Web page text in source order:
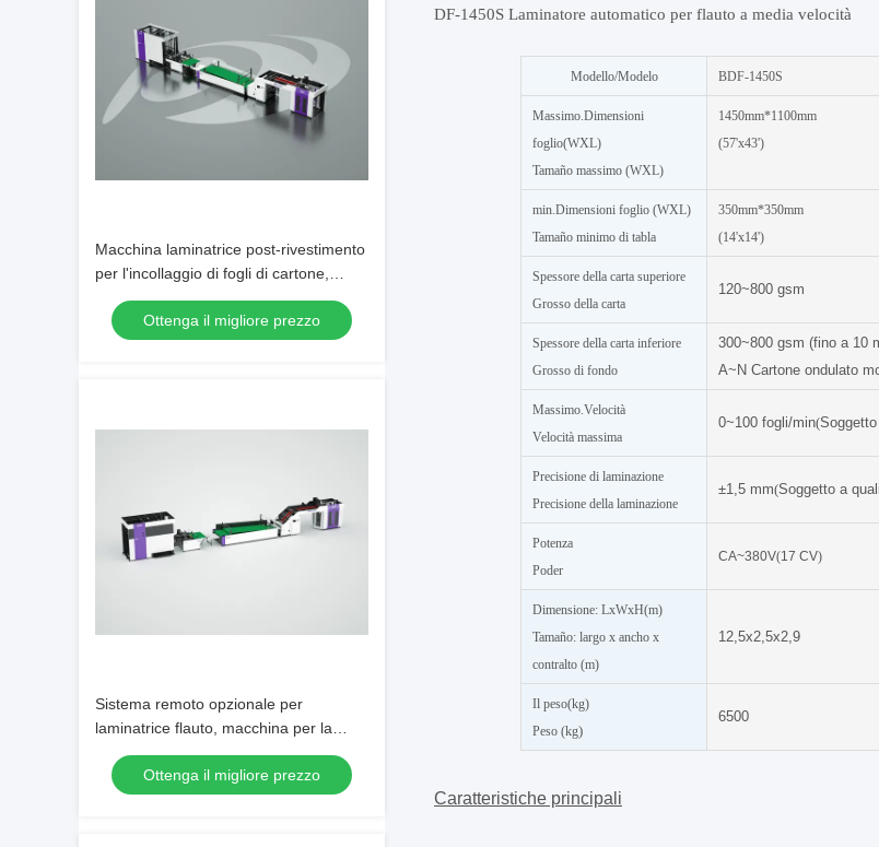
Macchina laminatrice post-rivestimento
per l'incollaggio di fogli di cartone,
fustellatrice automatica, aumenta la
velocità e la precisione della
produzione
Ottenga il migliore prezzo
Sistema remoto opzionale per
laminatrice flauto, macchina per la
laminazione post-rivestimento,
dimensioni 8800 x 2350 x 1700 mm,
progettata per una laminazione
Ottenga il migliore prezzo
DF-1450S Laminatore automatico per flauto a media velocità
Modello/Modelo BDF-1450S
Massimo.Dimensioni
foglio(WXL)
Tamaño massimo (WXL)
1450mm*1100mm
(57'x43')
min.Dimensioni foglio (WXL)
Tamaño minimo di tabla
350mm*350mm
(14'x14')
Spessore della carta superiore
Grosso della carta
120~800 gsm
Spessore della carta inferiore
Grosso di fondo
300~800 gsm (fino a 10
A~N Cartone ondulato
Massimo.Velocità
Velocità massima
0~100 fogli/min(
Precisione di laminazione
Precisione della laminazione
±1,5 mm(Soggetto a
Potenza
Poder
CA~380V(17 CV)
Dimensione: LxWxH(m)
Tamaño: largo x ancho x
contralto (m)
12,5x2,5x2,9
Il peso(kg)
Peso (kg)
6500
Caratteristiche principali